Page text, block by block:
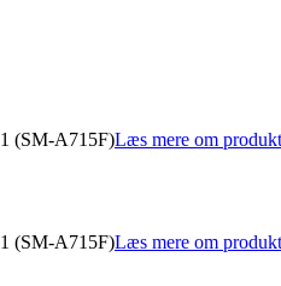
(SM-A715F)Læs mere om
(SM-A715F)Læs mere om